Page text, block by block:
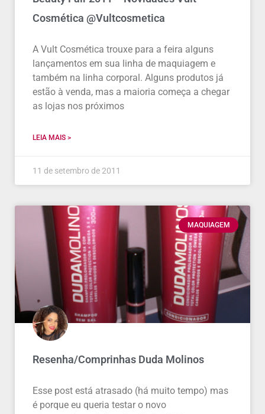
Cosmética @Vultcosmetica
A Vult Cosmética trouxe para a feira alguns
lançamentos em sua linha de maquiagem e
também na linha corporal. Alguns produtos já
estão à venda, mas a maioria começa a chegar
as lojas nos próximos
LEIA MAIS >
11 de setembro de 2011
MAQUIAGEM
Resenha/Comprinhas Duda Molinos
Esse post está atrasado (há muito tempo) mas
é porque eu queria testar o novo